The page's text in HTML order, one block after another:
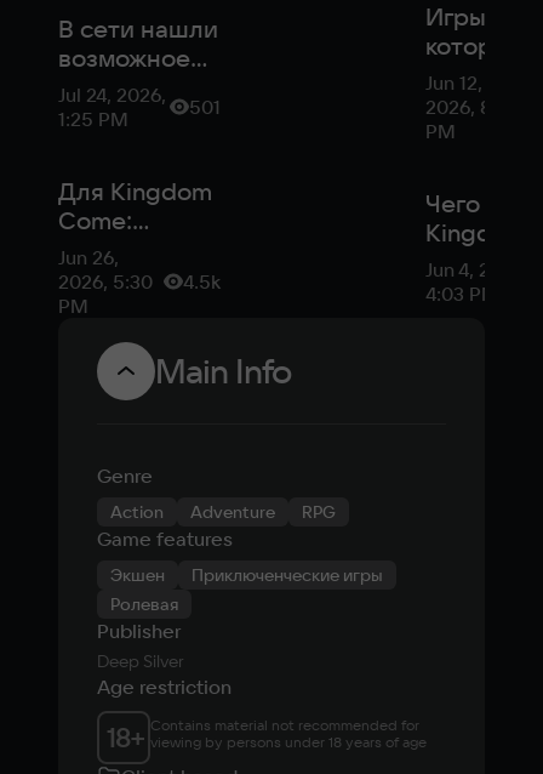
В сети нашли
возможное
название
новой
Jul 24, 2026,
1:25 PM
501
Для Kingdom
Come:
Deliverance 2
вышло
бесплатное
DLC по
мотивам хита
Balatro
Jun 26,
2026, 5:30
PM
4.5k
будущем
Игры,
которым
очень
крутая
русская
Jun 12,
2026, 8:47
PM
Чего
Kingdom
Come:
Jun 4, 2026,
4:03 PM
Main Info
Genre
Action Adventure RPG
Game features
Экшен
Приключенческие игры
Ролевая
Publisher
Deep Silver
Age restriction
18+ Contains material not recommended for
viewing by persons under 18 years of age